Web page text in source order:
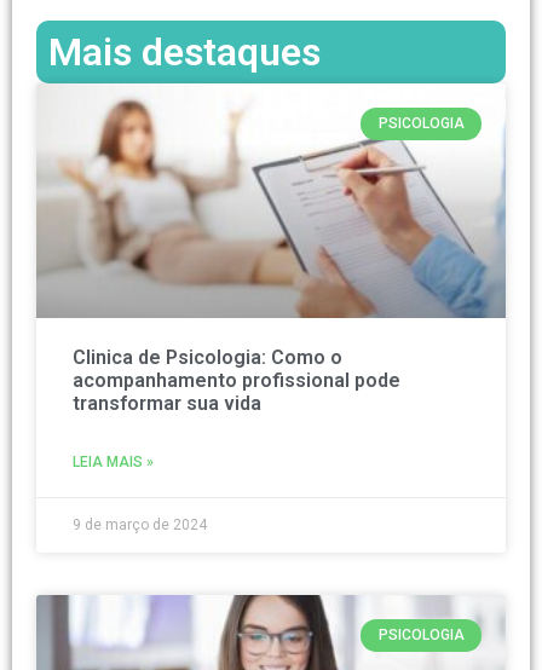
Mais destaques
PSICOLOGIA
Clinica de Psicologia: Como o
acompanhamento profissional pode
transformar sua vida
LEIA MAIS »
9 de março de 2024
PSICOLOGIA